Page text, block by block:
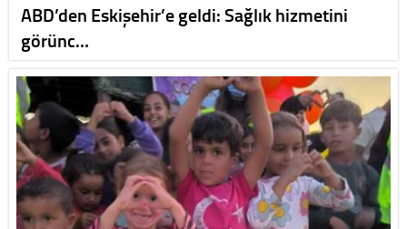
ABD’den Eskişehir’e geldi: Sağlık hizmetini
görünc…